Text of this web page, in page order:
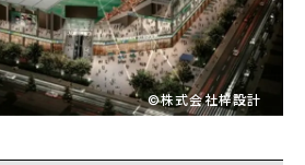
©株式会社梓設計